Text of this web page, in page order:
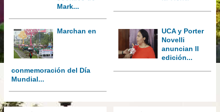
Mark...
Marchan en
conmemoración del Día
Mundial...
UCA y Porter
Novelli
anuncian II
edición...